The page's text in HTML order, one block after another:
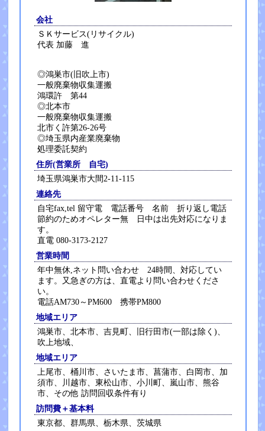
会社
ＳＫサービス(リサイクル)
代表 加藤 進
◎鴻巣市(旧吹上市)
一般廃棄物収集運搬
鴻環許 第44
◎北本市
一般廃棄物収集運搬
北市く許第26-26号
◎埼玉県内産業廃棄物
処理委託契約
住所(営業所 自宅)
埼玉県鴻巣市大間2-11-115
連絡先
自宅fax,tel 留守電 電話番号 名前 折り返し電話
節約のためオペレター無 日中は出先対応になりま
す。
直電 080-3173-2127
営業時間
年中無休,ネット問い合わせ 24時間、対応してい
ます。又急ぎの方は、直電より問い合わせくださ
い。
電話AM730～PM600 携帯PM800
地域エリア
鴻巣市、北本市、吉見町、旧行田市(一部は除く)、
吹上地域、
地域エリア
上尾市、桶川市、さいたま市、菖蒲市、白岡市、加
須市、川越市、東松山市、小川町、嵐山市、熊谷
市、その他 訪問回収条件有り
訪問費＋基本料
東京都、群馬県、栃木県、茨城県